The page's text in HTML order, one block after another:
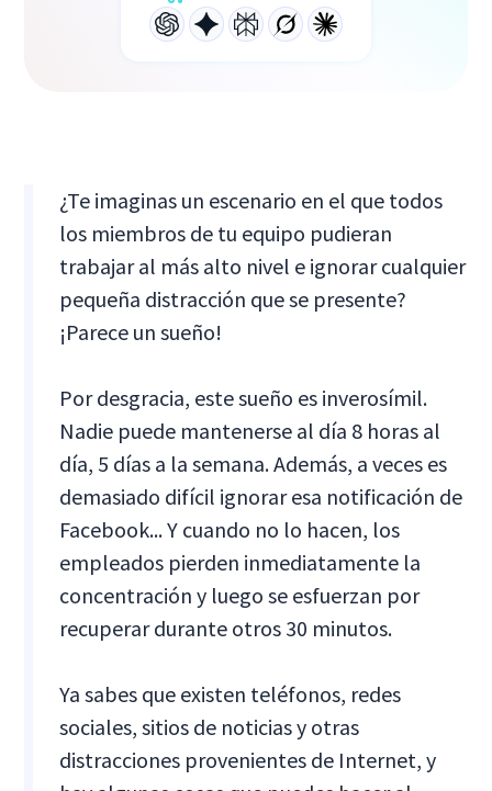
¿Te imaginas un escenario en el que todos
los miembros de tu equipo pudieran
trabajar al más alto nivel e ignorar cualquier
pequeña distracción que se presente?
¡Parece un sueño!
Por desgracia, este sueño es inverosímil.
Nadie puede mantenerse al día 8 horas al
día, 5 días a la semana. Además, a veces es
demasiado difícil ignorar esa notificación de
Facebook... Y cuando no lo hacen, los
empleados pierden inmediatamente la
concentración y luego se esfuerzan por
recuperar durante otros 30 minutos.
Ya sabes que existen teléfonos, redes
sociales, sitios de noticias y otras
distracciones provenientes de Internet, y